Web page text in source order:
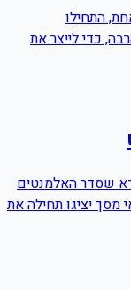
התחילו
כדי לייצר את
שסדר האלמנטים
מסך יציגו תחילה את